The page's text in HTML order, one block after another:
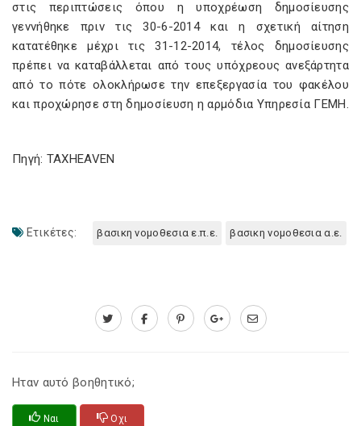
στις περιπτώσεις όπου η υποχρέωση δημοσίευσης
γεννήθηκε πριν τις 30-6-2014 και η σχετική αίτηση
κατατέθηκε μέχρι τις 31-12-2014, τέλος δημοσίευσης
πρέπει να καταβάλλεται από τους υπόχρεους ανεξάρτητα
από το πότε ολοκλήρωσε την επεξεργασία του φακέλου
και προχώρησε στη δημοσίευση η αρμόδια Υπηρεσία ΓΕΜΗ.
Πηγή: TAXHEAVEN
Ετικέτες: βασικη νομοθεσια ε.π.ε. βασικη νομοθεσια α.ε.
Ηταν αυτό βοηθητικό;
Ναι Οχι